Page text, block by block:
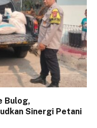
Bulog,
Sinergi Petani